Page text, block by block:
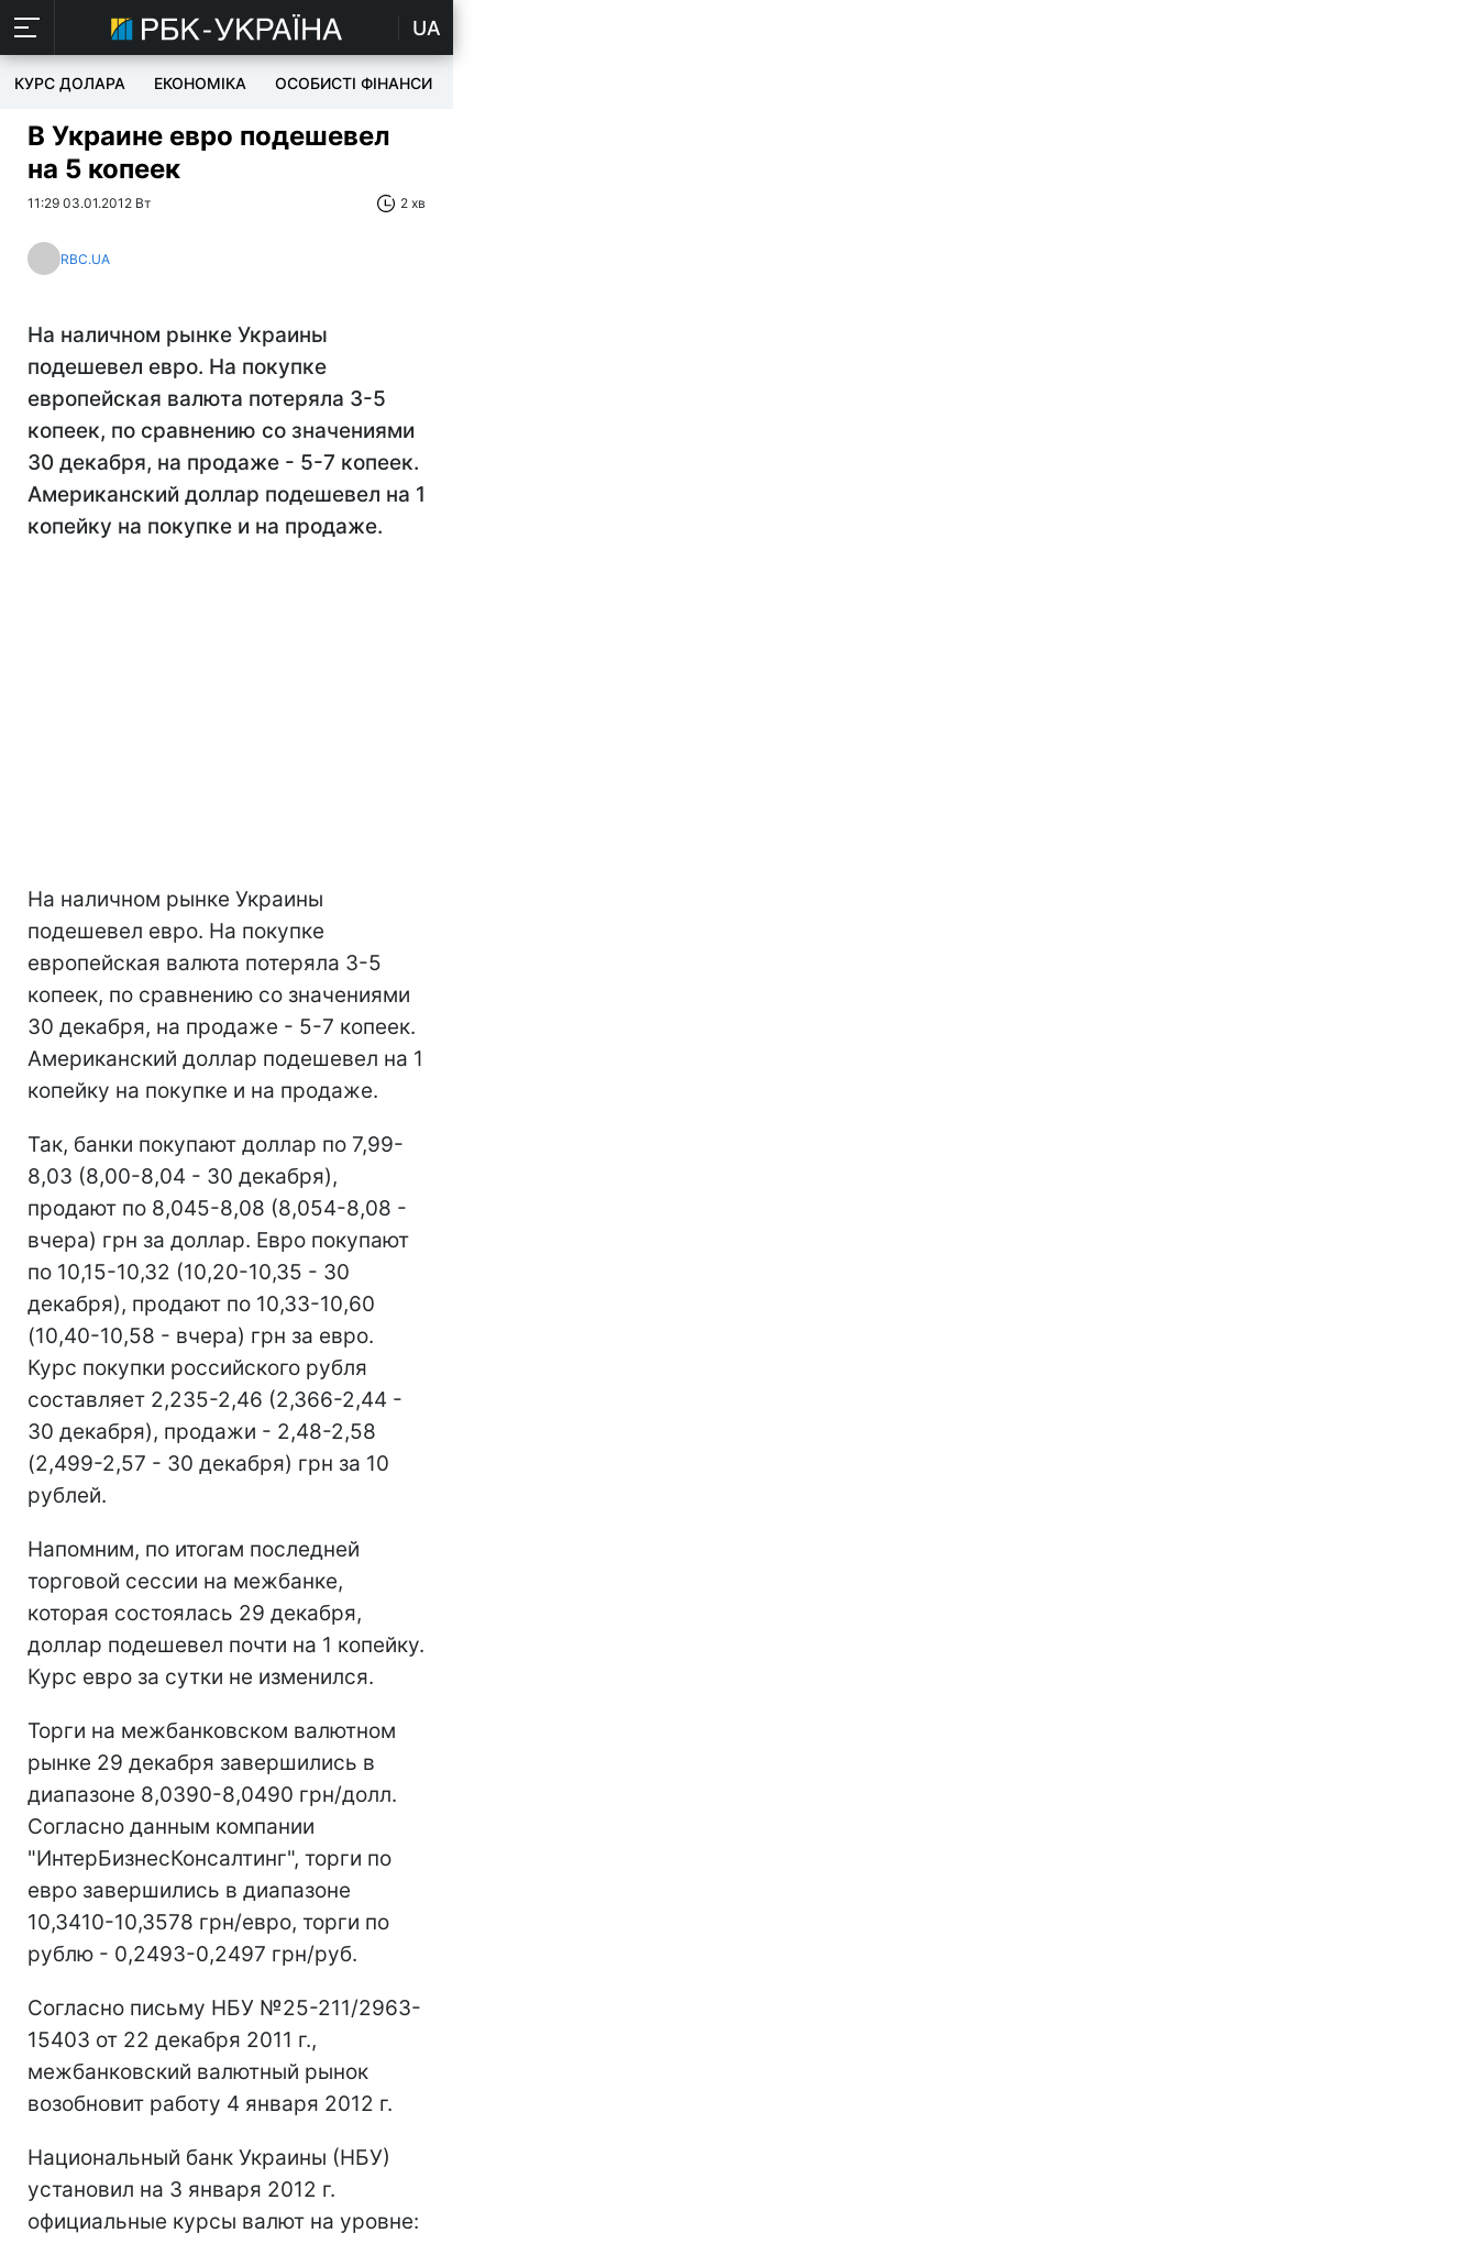
UA
КУРС ДОЛАРА ЕКОНОМІКА ОСОБИСТІ ФІНАНСИ
В Украине евро подешевел
на 5 копеек
11:29 03.01.2012 Вт 2 хв
RBC.UA
На наличном рынке Украины
подешевел евро. На покупке
европейская валюта потеряла 3-5
копеек, по сравнению со значениями
30 декабря, на продаже - 5-7 копеек.
Американский доллар подешевел на 1
копейку на покупке и на продаже.
На наличном рынке Украины
подешевел евро. На покупке
европейская валюта потеряла 3-5
копеек, по сравнению со значениями
30 декабря, на продаже - 5-7 копеек.
Американский доллар подешевел на 1
копейку на покупке и на продаже.
Так, банки покупают доллар по 7,99-
8,03 (8,00-8,04 - 30 декабря),
продают по 8,045-8,08 (8,054-8,08 -
вчера) грн за доллар. Евро покупают
по 10,15-10,32 (10,20-10,35 - 30
декабря), продают по 10,33-10,60
(10,40-10,58 - вчера) грн за евро.
Курс покупки российского рубля
составляет 2,235-2,46 (2,366-2,44 -
30 декабря), продажи - 2,48-2,58
(2,499-2,57 - 30 декабря) грн за 10
рублей.
Напомним, по итогам последней
торговой сессии на межбанке,
которая состоялась 29 декабря,
доллар подешевел почти на 1 копейку.
Курс евро за сутки не изменился.
Торги на межбанковском валютном
рынке 29 декабря завершились в
диапазоне 8,0390-8,0490 грн/долл.
Согласно данным компании
"ИнтерБизнесКонсалтинг", торги по
евро завершились в диапазоне
10,3410-10,3578 грн/евро, торги по
рублю - 0,2493-0,2497 грн/руб.
Согласно письму НБУ №25-211/2963-
15403 от 22 декабря 2011 г.,
межбанковский валютный рынок
возобновит работу 4 января 2012 г.
Национальный банк Украины (НБУ)
установил на 3 января 2012 г.
официальные курсы валют на уровне: